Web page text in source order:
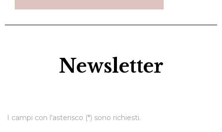
Newsletter
I campi con l'asterisco (*) sono richiesti.